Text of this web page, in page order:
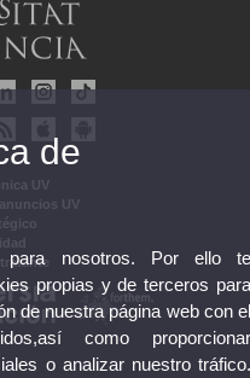
UV
UV
de
para nosotros. Por ello
propias y de terceros
de nuestra página web con
como
o analizar nuestro